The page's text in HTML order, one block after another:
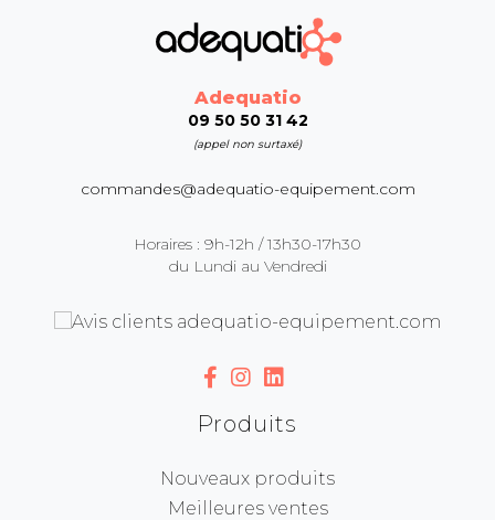
Adequatio
09 50 50 31 42
(appel non surtaxé)
commandes@adequatio-equipement.com
Horaires : 9h-12h / 13h30-17h30
du Lundi au Vendredi
Produits
Nouveaux produits
Meilleures ventes